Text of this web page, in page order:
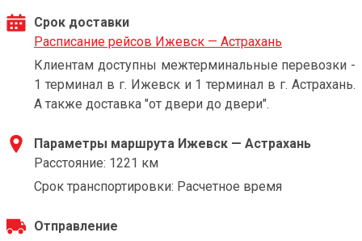
Срок доставки
Расписание рейсов Ижевск — Астрахань
Клиентам доступны межтерминальные перевозки -
1 терминал в г. Ижевск и 1 терминал в г. Астрахань.
А также доставка "от двери до двери".
Параметры маршрута Ижевск — Астрахань
Расстояние: 1221 км
Срок транспортировки: Расчетное время
Отправление